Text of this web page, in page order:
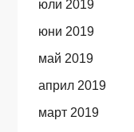
юли 2019
юни 2019
май 2019
април 2019
март 2019